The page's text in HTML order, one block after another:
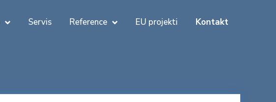
Servis Reference EU projekti Kontakt